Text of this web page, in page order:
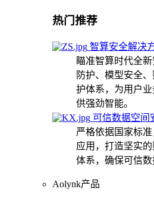
热门推荐
智算安全解决
瞄准智算时代全
防护、模型安全
护体系，为用户
供强劲智能。
可信数据空间
严格依据国家标
应用，打造坚实
体系，确保可信数
Aolynk产品